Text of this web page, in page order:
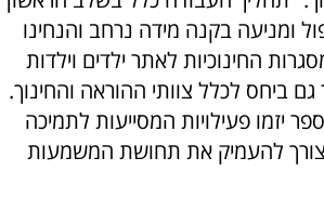
ומניעה בקנה מידה נרחב והנחינו
החינוכיות לאתר ילדים וילדות
גם ביחס לכלל צוותי ההוראה והחינוך.
יזמו פעילויות המסייעות לתמיכה
להעמיק את תחושת המשמעות